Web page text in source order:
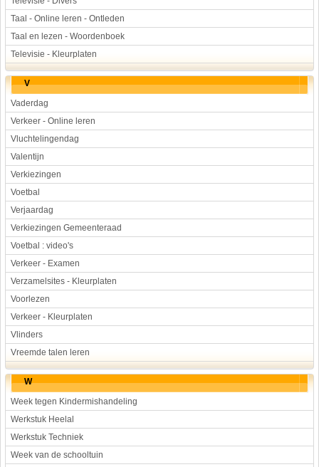
Taal - Online leren - Ontleden
Taal en lezen - Woordenboek
Televisie - Kleurplaten
V
Vaderdag
Verkeer - Online leren
Vluchtelingendag
Valentijn
Verkiezingen
Voetbal
Verjaardag
Verkiezingen Gemeenteraad
Voetbal : video's
Verkeer - Examen
Verzamelsites - Kleurplaten
Voorlezen
Verkeer - Kleurplaten
Vlinders
Vreemde talen leren
W
Week tegen Kindermishandeling
Werkstuk Heelal
Werkstuk Techniek
Week van de schooltuin